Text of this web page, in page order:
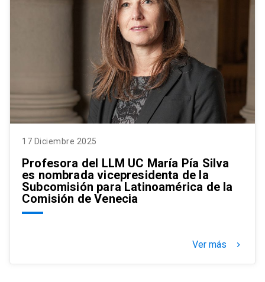
17 Diciembre 2025
Profesora del LLM UC María Pía Silva
es nombrada vicepresidenta de la
Subcomisión para Latinoamérica de la
Comisión de Venecia
Ver más keyboard_arrow_right